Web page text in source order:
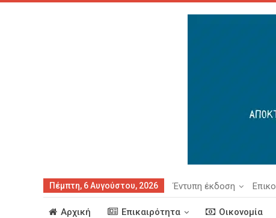
Πέμπτη, 6 Αυγούστου, 2026 Έντυπη έκδοση
Αρχική Επικαιρότητα Οικονομία